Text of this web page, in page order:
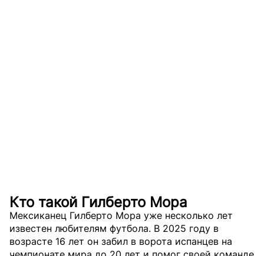
Кто такой Гилберто Мора
Мексиканец Гилберто Мора уже несколько лет
известен любителям футбола. В 2025 году в
возрасте 16 лет он забил в ворота испанцев на